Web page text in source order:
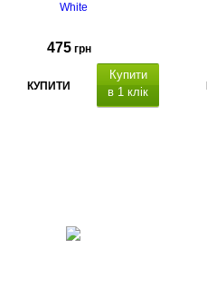
White
475 грн
КУПИТИ
Купити
в 1 клік